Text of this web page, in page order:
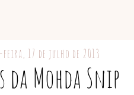
17 de julho de 2013
da Mohda Snip